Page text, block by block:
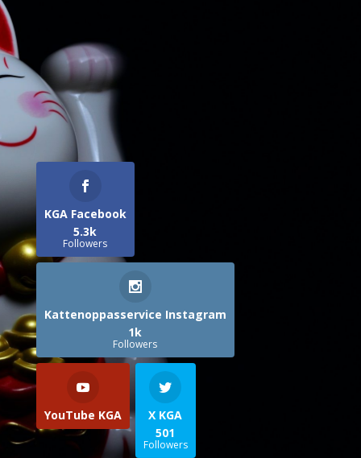
KGA Facebook
5.3k
Followers
Kattenoppasservice Instagram
1k
Followers
YouTube KGA
X KGA
501
Followers